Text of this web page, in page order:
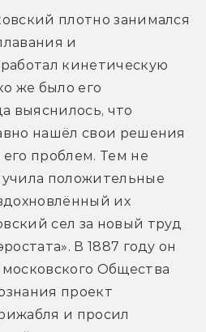
плотно занимался
и
кинетическую
же было его
выяснилось, что
нашёл свои решения
проблем. Тем не
положительные
их
сел за новый труд
В 1887 году он
Общества
проект
и просил